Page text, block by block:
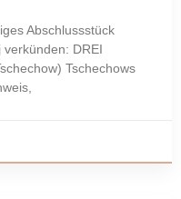
Abschlussstück
DREI
Tschechows